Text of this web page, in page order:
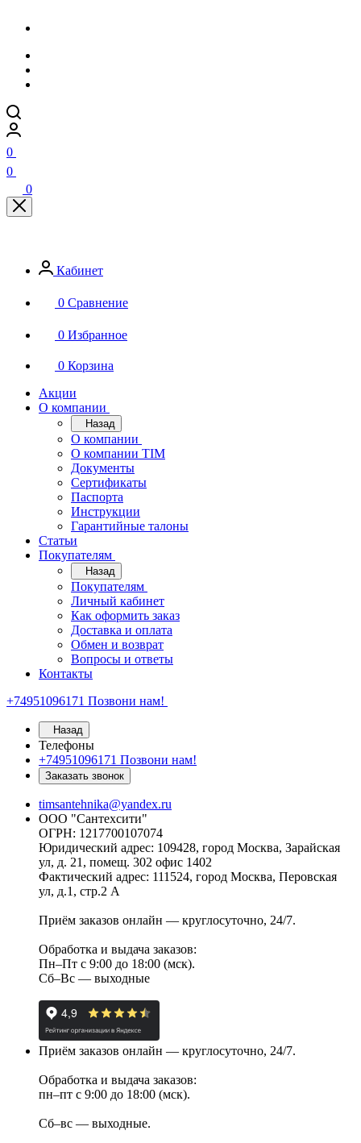
0
0
0
Кабинет
0 Сравнение
0 Избранное
0 Корзина
Акции
О компании
Назад
О компании
О компании TIM
Документы
Сертификаты
Паспорта
Инструкции
Гарантийные талоны
Статьи
Покупателям
Назад
Покупателям
Личный кабинет
Как оформить заказ
Доставка и оплата
Обмен и возврат
Вопросы и ответы
Контакты
+74951096171 Позвони нам!
Назад
Телефоны
+74951096171 Позвони нам!
Заказать звонок
timsantehnika@yandex.ru
ООО "Сантехсити"
ОГРН: 1217700107074
Юридический адрес: 109428, город Москва, Зарайская
ул, д. 21, помещ. 302 офис 1402
Фактический адрес: 111524, город Москва, Перовская
ул, д.1, стр.2 А
Приём заказов онлайн — круглосуточно, 24/7.
Обработка и выдача заказов:
Пн–Пт с 9:00 до 18:00 (мск).
Сб–Вс — выходные
Приём заказов онлайн — круглосуточно, 24/7.
Обработка и выдача заказов:
пн–пт с 9:00 до 18:00 (мск).
Сб–вс — выходные.